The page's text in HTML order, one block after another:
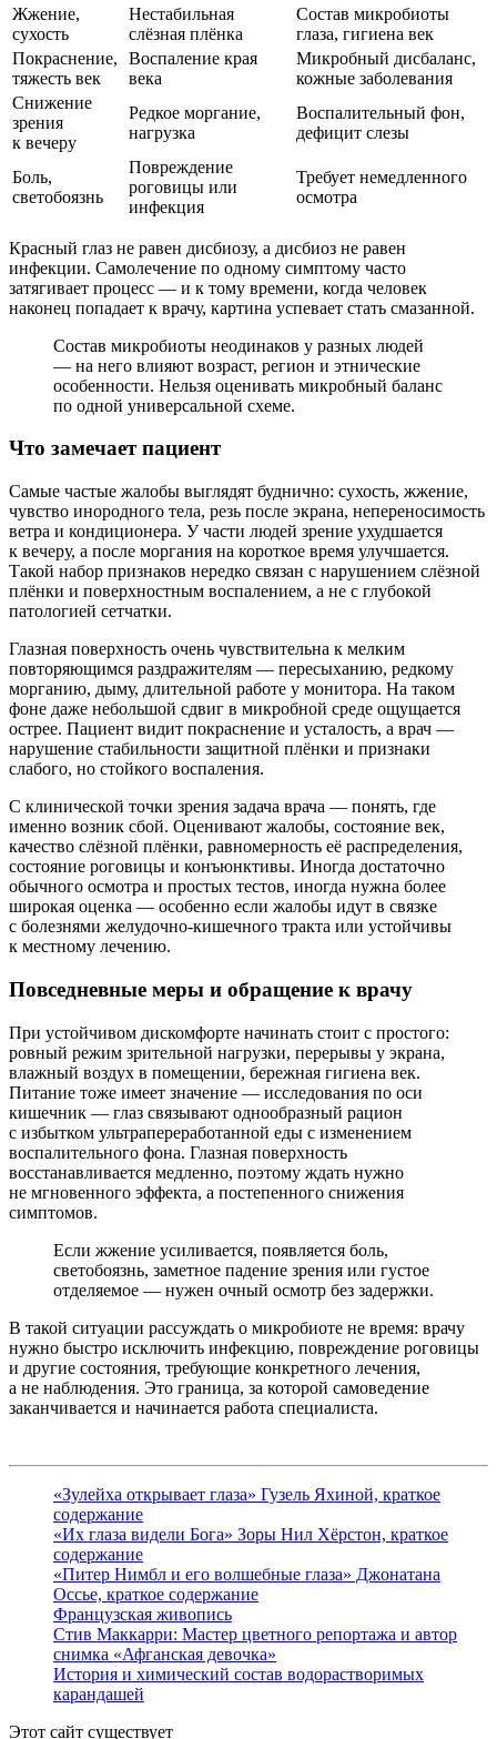
Жжение,
сухость
Нестабильная
слёзная плёнка
Состав микробиоты
глаза, гигиена век
Покраснение,
тяжесть век
Воспаление края
века
Микробный дисбаланс,
кожные заболевания
Снижение
зрения
к вечеру
Редкое моргание,
нагрузка
Воспалительный фон,
дефицит слезы
Боль,
светобоязнь
Повреждение
роговицы или
инфекция
Требует немедленного
осмотра
Красный глаз не равен дисбиозу, а дисбиоз не равен
инфекции. Самолечение по одному симптому часто
затягивает процесс — и к тому времени, когда человек
наконец попадает к врачу, картина успевает стать смазанной.
Состав микробиоты неодинаков у разных людей
— на него влияют возраст, регион и этнические
особенности. Нельзя оценивать микробный баланс
по одной универсальной схеме.
Что замечает пациент
Самые частые жалобы выглядят буднично: сухость, жжение,
чувство инородного тела, резь после экрана, непереносимость
ветра и кондиционера. У части людей зрение ухудшается
к вечеру, а после моргания на короткое время улучшается.
Такой набор признаков нередко связан с нарушением слёзной
плёнки и поверхностным воспалением, а не с глубокой
патологией сетчатки.
Глазная поверхность очень чувствительна к мелким
повторяющимся раздражителям — пересыханию, редкому
морганию, дыму, длительной работе у монитора. На таком
фоне даже небольшой сдвиг в микробной среде ощущается
острее. Пациент видит покраснение и усталость, а врач —
нарушение стабильности защитной плёнки и признаки
слабого, но стойкого воспаления.
С клинической точки зрения задача врача — понять, где
именно возник сбой. Оценивают жалобы, состояние век,
качество слёзной плёнки, равномерность её распределения,
состояние роговицы и конъюнктивы. Иногда достаточно
обычного осмотра и простых тестов, иногда нужна более
широкая оценка — особенно если жалобы идут в связке
с болезнями желудочно-кишечного тракта или устойчивы
к местному лечению.
Повседневные меры и обращение к врачу
При устойчивом дискомфорте начинать стоит с простого:
ровный режим зрительной нагрузки, перерывы у экрана,
влажный воздух в помещении, бережная гигиена век.
Питание тоже имеет значение — исследования по оси
кишечник — глаз связывают однообразный рацион
с избытком ультрапереработанной еды с изменением
воспалительного фона. Глазная поверхность
восстанавливается медленно, поэтому ждать нужно
не мгновенного эффекта, а постепенного снижения
симптомов.
Если жжение усиливается, появляется боль,
светобоязнь, заметное падение зрения или густое
отделяемое — нужен очный осмотр без задержки.
В такой ситуации рассуждать о микробиоте не время: врачу
нужно быстро исключить инфекцию, повреждение роговицы
и другие состояния, требующие конкретного лечения,
а не наблюдения. Это граница, за которой самоведение
заканчивается и начинается работа специалиста.
«Зулейха открывает глаза» Гузель Яхиной, краткое
содержание
«Их глаза видели Бога» Зоры Нил Хёрстон, краткое
содержание
«Питер Нимбл и его волшебные глаза» Джонатана
Оссье, краткое содержание
Французская живопись
Стив Маккарри: Мастер цветного репортажа и автор
снимка «Афганская девочка»
История и химический состав водорастворимых
карандашей
Этот сайт существует